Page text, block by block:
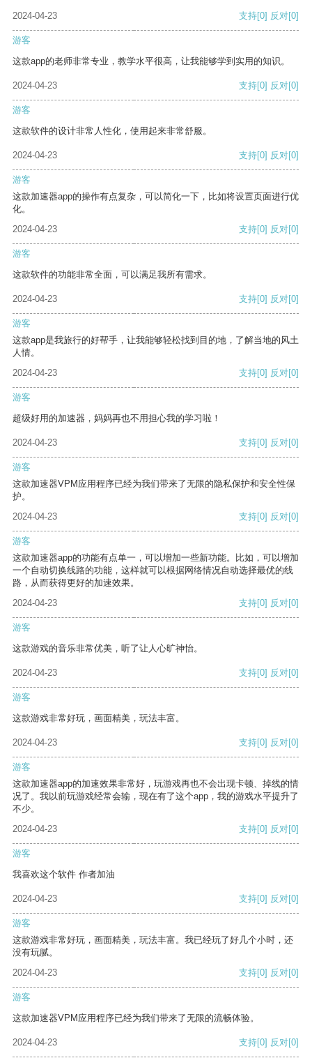
2024-04-23 支持[0] 反对[0]
游客
这款app的老师非常专业，教学水平很高，让我能够学到实用的知识。
2024-04-23 支持[0] 反对[0]
游客
这款软件的设计非常人性化，使用起来非常舒服。
2024-04-23 支持[0] 反对[0]
游客
这款加速器app的操作有点复杂，可以简化一下，比如将设置页面进行优
化。
2024-04-23
支持[0] 反对[0]
游客
这款软件的功能非常全面，可以满足我所有需求。
2024-04-23 支持[0] 反对[0]
游客
这款app是我旅行的好帮手，让我能够轻松找到目的地，了解当地的风土
人情。
2024-04-23
支持[0] 反对[0]
游客
超级好用的加速器，妈妈再也不用担心我的学习啦！
2024-04-23 支持[0] 反对[0]
游客
这款加速器VPM应用程序已经为我们带来了无限的隐私保护和安全性保
护。
2024-04-23
支持[0] 反对[0]
游客
这款加速器app的功能有点单一，可以增加一些新功能。比如，可以增加
一个自动切换线路的功能，这样就可以根据网络情况自动选择最优的线
路，从而获得更好的加速效果。
2024-04-23
支持[0] 反对[0]
游客
这款游戏的音乐非常优美，听了让人心旷神怡。
2024-04-23 支持[0] 反对[0]
游客
这款游戏非常好玩，画面精美，玩法丰富。
2024-04-23 支持[0] 反对[0]
游客
这款加速器app的加速效果非常好，玩游戏再也不会出现卡顿、掉线的情
况了。我以前玩游戏经常会输，现在有了这个app，我的游戏水平提升了
不少。
2024-04-23
支持[0] 反对[0]
游客
我喜欢这个软件 作者加油
2024-04-23 支持[0] 反对[0]
游客
这款游戏非常好玩，画面精美，玩法丰富。我已经玩了好几个小时，还
没有玩腻。
2024-04-23
支持[0] 反对[0]
游客
这款加速器VPM应用程序已经为我们带来了无限的流畅体验。
2024-04-23 支持[0] 反对[0]